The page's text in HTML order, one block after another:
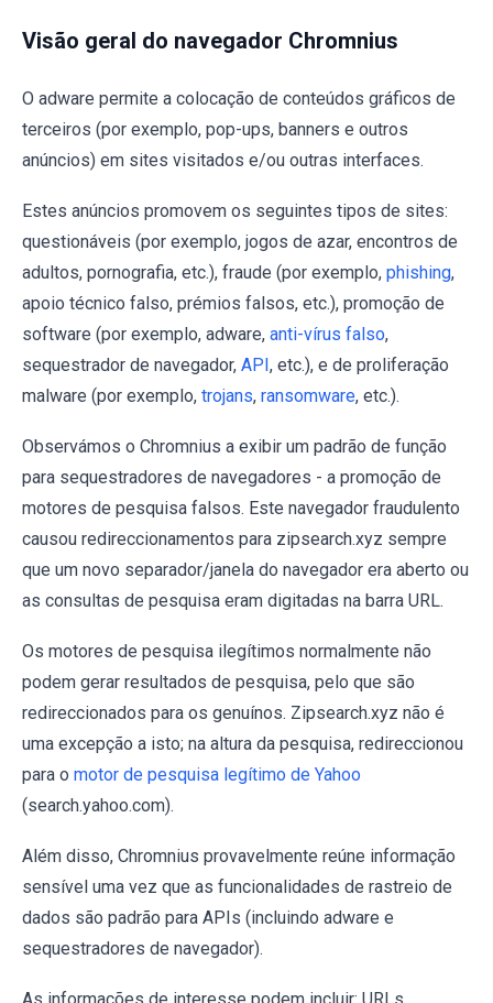
Visão geral do navegador Chromnius
O adware permite a colocação de conteúdos gráficos de
terceiros (por exemplo, pop-ups, banners e outros
anúncios) em sites visitados e/ou outras interfaces.
Estes anúncios promovem os seguintes tipos de sites:
questionáveis (por exemplo, jogos de azar, encontros de
adultos, pornografia, etc.), fraude (por exemplo, phishing,
apoio técnico falso, prémios falsos, etc.), promoção de
software (por exemplo, adware, anti-vírus falso,
sequestrador de navegador, API, etc.), e de proliferação
malware (por exemplo, trojans, ransomware, etc.).
Observámos o Chromnius a exibir um padrão de função
para sequestradores de navegadores - a promoção de
motores de pesquisa falsos. Este navegador fraudulento
causou redireccionamentos para zipsearch.xyz sempre
que um novo separador/janela do navegador era aberto ou
as consultas de pesquisa eram digitadas na barra URL.
Os motores de pesquisa ilegítimos normalmente não
podem gerar resultados de pesquisa, pelo que são
redireccionados para os genuínos. Zipsearch.xyz não é
uma excepção a isto; na altura da pesquisa, redireccionou
para o motor de pesquisa legítimo de Yahoo
(search.yahoo.com).
Além disso, Chromnius provavelmente reúne informação
sensível uma vez que as funcionalidades de rastreio de
dados são padrão para APIs (incluindo adware e
sequestradores de navegador).
As informações de interesse podem incluir: URLs